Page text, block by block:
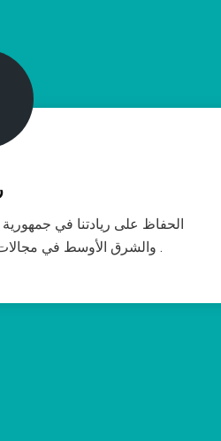
الحفاظ على ريادتنا في جمهورية
والشرق الأوسط في مجالات اجهزة القياس والمراقبة والتحكم .